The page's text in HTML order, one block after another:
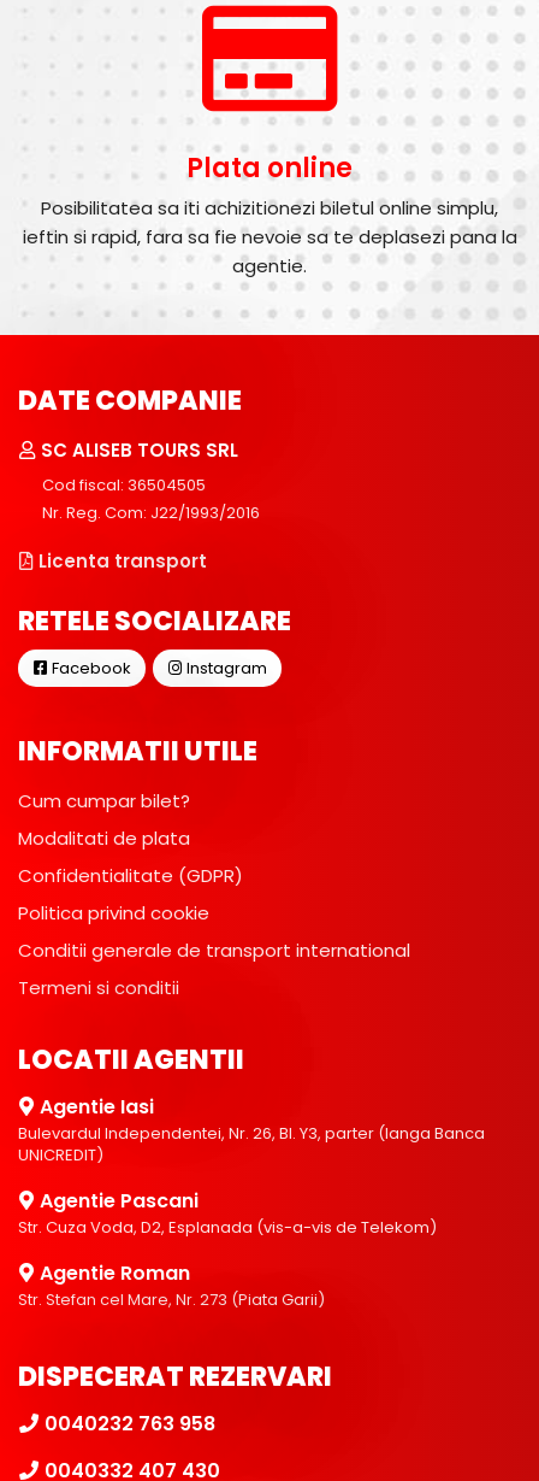
Plata online
Posibilitatea sa iti achizitionezi biletul online simplu,
ieftin si rapid, fara sa fie nevoie sa te deplasezi pana la
agentie.
DATE COMPANIE
SC ALISEB TOURS SRL
Cod fiscal: 36504505
Nr. Reg. Com: J22/1993/2016
Licenta transport
RETELE SOCIALIZARE
Facebook Instagram
INFORMATII UTILE
Cum cumpar bilet?
Modalitati de plata
Confidentialitate (GDPR)
Politica privind cookie
Conditii generale de transport international
Termeni si conditii
LOCATII AGENTII
Agentie Iasi
Bulevardul Independentei, Nr. 26, Bl. Y3, parter (langa Banca
UNICREDIT)
Agentie Pascani
Str. Cuza Voda, D2, Esplanada (vis-a-vis de Telekom)
Agentie Roman
Str. Stefan cel Mare, Nr. 273 (Piata Garii)
DISPECERAT REZERVARI
0040232 763 958
0040332 407 430